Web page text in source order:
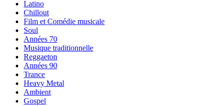
Latino
Chillout
Film et Comédie musicale
Soul
Années 70
Musique traditionnelle
Reggaeton
Années 90
Trance
Heavy Metal
Ambient
Gospel